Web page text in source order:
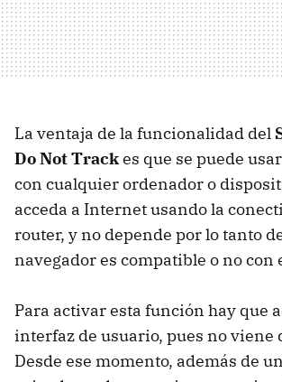
La ventaja de la funcionalidad del
Do Not Trackes que se puede
con cualquier ordenador o
acceda a Internet usando la
router, y no depende por lo tanto
navegador es compatible o no con
Para activar esta función hay que
interfaz de usuario, pues no viene
Desde ese momento, además de